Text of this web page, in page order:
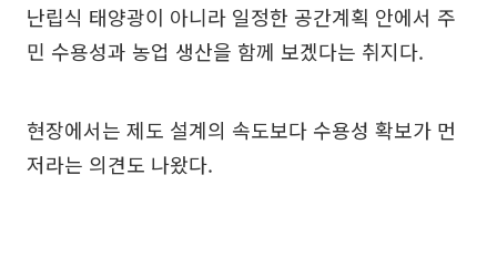
난립식 태양광이 아니라 일정한 공간계획 안에서 주
민 수용성과 농업 생산을 함께 보겠다는 취지다.
현장에서는 제도 설계의 속도보다 수용성 확보가 먼
저라는 의견도 나왔다.